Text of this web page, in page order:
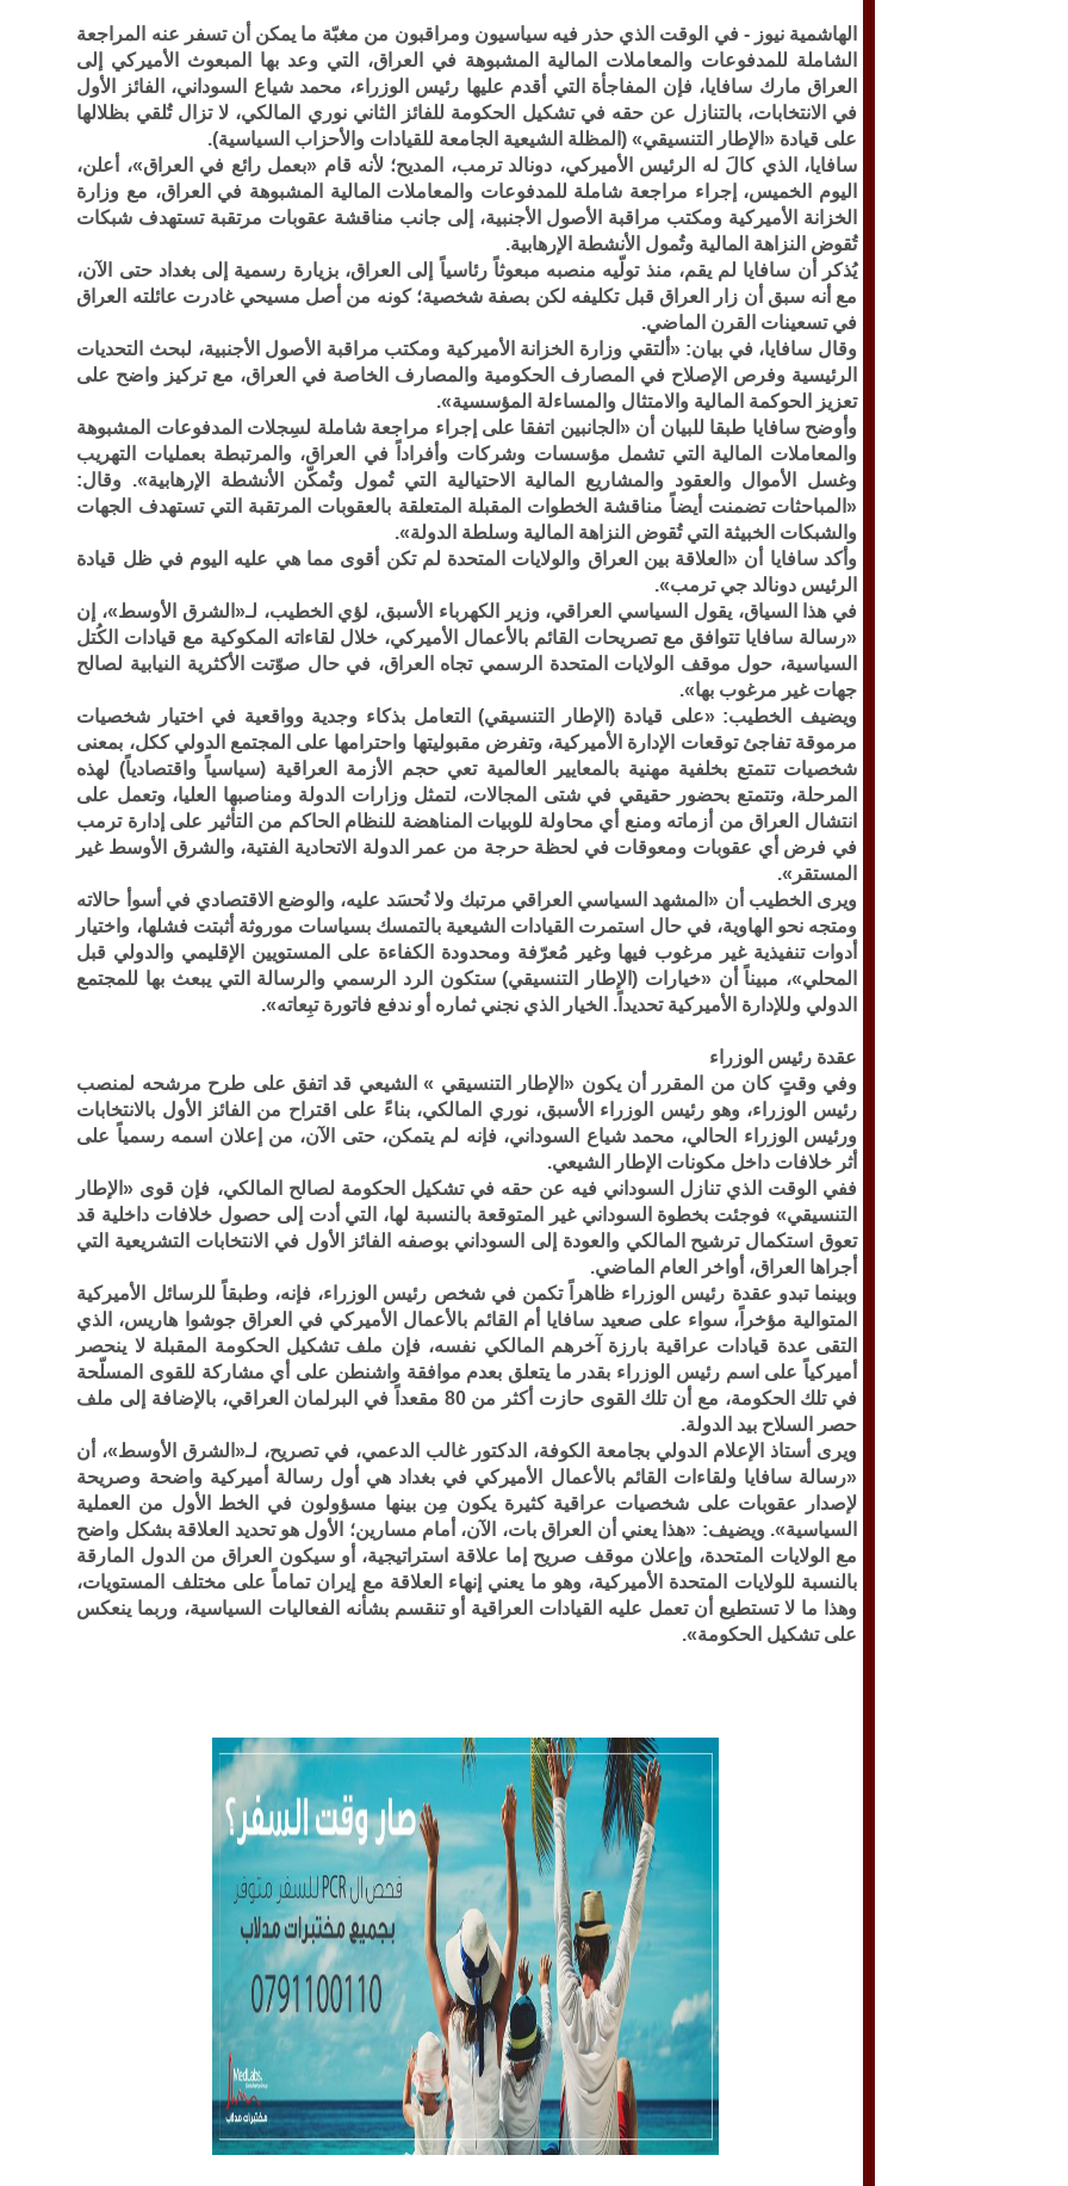
الهاشمية نيوز - في الوقت الذي حذر فيه سياسيون ومراقبون من مغبّة ما يمكن أن تسفر عنه المراجعة
الشاملة للمدفوعات والمعاملات المالية المشبوهة في العراق، التي وعد بها المبعوث الأميركي إلى
العراق مارك سافايا، فإن المفاجأة التي أقدم عليها رئيس الوزراء، محمد شياع السوداني، الفائز الأول
في الانتخابات، بالتنازل عن حقه في تشكيل الحكومة للفائز الثاني نوري المالكي، لا تزال تُلقي بظلالها
على قيادة «الإطار التنسيقي» (المظلة الشيعية الجامعة للقيادات والأحزاب السياسية).
سافايا، الذي كالَ له الرئيس الأميركي، دونالد ترمب، المديح؛ لأنه قام «بعمل رائع في العراق»، أعلن،
اليوم الخميس، إجراء مراجعة شاملة للمدفوعات والمعاملات المالية المشبوهة في العراق، مع وزارة
الخزانة الأميركية ومكتب مراقبة الأصول الأجنبية، إلى جانب مناقشة عقوبات مرتقبة تستهدف شبكات
تُقوض النزاهة المالية وتُمول الأنشطة الإرهابية.
يُذكر أن سافايا لم يقم، منذ تولّيه منصبه مبعوثاً رئاسياً إلى العراق، بزيارة رسمية إلى بغداد حتى الآن،
مع أنه سبق أن زار العراق قبل تكليفه لكن بصفة شخصية؛ كونه من أصل مسيحي غادرت عائلته العراق
في تسعينات القرن الماضي.
وقال سافايا، في بيان: «ألتقي وزارة الخزانة الأميركية ومكتب مراقبة الأصول الأجنبية، لبحث التحديات
الرئيسية وفرص الإصلاح في المصارف الحكومية والمصارف الخاصة في العراق، مع تركيز واضح على
تعزيز الحوكمة المالية والامتثال والمساءلة المؤسسية».
وأوضح سافايا طبقا للبيان أن «الجانبين اتفقا على إجراء مراجعة شاملة لسِجلات المدفوعات المشبوهة
والمعاملات المالية التي تشمل مؤسسات وشركات وأفراداً في العراق، والمرتبطة بعمليات التهريب
وغسل الأموال والعقود والمشاريع المالية الاحتيالية التي تُمول وتُمكّن الأنشطة الإرهابية». وقال:
«المباحثات تضمنت أيضاً مناقشة الخطوات المقبلة المتعلقة بالعقوبات المرتقبة التي تستهدف الجهات
والشبكات الخبيثة التي تُقوض النزاهة المالية وسلطة الدولة».
وأكد سافايا أن «العلاقة بين العراق والولايات المتحدة لم تكن أقوى مما هي عليه اليوم في ظل قيادة
الرئيس دونالد جي ترمب».
في هذا السياق، يقول السياسي العراقي، وزير الكهرباء الأسبق، لؤي الخطيب، لـ«الشرق الأوسط»، إن
«رسالة سافايا تتوافق مع تصريحات القائم بالأعمال الأميركي، خلال لقاءاته المكوكية مع قيادات الكُتل
السياسية، حول موقف الولايات المتحدة الرسمي تجاه العراق، في حال صوّتت الأكثرية النيابية لصالح
جهات غير مرغوب بها».
ويضيف الخطيب: «على قيادة (الإطار التنسيقي) التعامل بذكاء وجدية وواقعية في اختيار شخصيات
مرموقة تفاجئ توقعات الإدارة الأميركية، وتفرض مقبوليتها واحترامها على المجتمع الدولي ككل، بمعنى
شخصيات تتمتع بخلفية مهنية بالمعايير العالمية تعي حجم الأزمة العراقية (سياسياً واقتصادياً) لهذه
المرحلة، وتتمتع بحضور حقيقي في شتى المجالات، لتمثل وزارات الدولة ومناصبها العليا، وتعمل على
انتشال العراق من أزماته ومنع أي محاولة للوبيات المناهضة للنظام الحاكم من التأثير على إدارة ترمب
في فرض أي عقوبات ومعوقات في لحظة حرجة من عمر الدولة الاتحادية الفتية، والشرق الأوسط غير
المستقر».
ويرى الخطيب أن «المشهد السياسي العراقي مرتبك ولا نُحسَد عليه، والوضع الاقتصادي في أسوأ حالاته
ومتجه نحو الهاوية، في حال استمرت القيادات الشيعية بالتمسك بسياسات موروثة أثبتت فشلها، واختيار
أدوات تنفيذية غير مرغوب فيها وغير مُعرّفة ومحدودة الكفاءة على المستويين الإقليمي والدولي قبل
المحلي»، مبيناً أن «خيارات (الإطار التنسيقي) ستكون الرد الرسمي والرسالة التي يبعث بها للمجتمع
الدولي وللإدارة الأميركية تحديداً. الخيار الذي نجني ثماره أو ندفع فاتورة تبِعاته».
عقدة رئيس الوزراء
وفي وقتٍ كان من المقرر أن يكون «الإطار التنسيقي » الشيعي قد اتفق على طرح مرشحه لمنصب
رئيس الوزراء، وهو رئيس الوزراء الأسبق، نوري المالكي، بناءً على اقتراح من الفائز الأول بالانتخابات
ورئيس الوزراء الحالي، محمد شياع السوداني، فإنه لم يتمكن، حتى الآن، من إعلان اسمه رسمياً على
أثر خلافات داخل مكونات الإطار الشيعي.
ففي الوقت الذي تنازل السوداني فيه عن حقه في تشكيل الحكومة لصالح المالكي، فإن قوى «الإطار
التنسيقي» فوجئت بخطوة السوداني غير المتوقعة بالنسبة لها، التي أدت إلى حصول خلافات داخلية قد
تعوق استكمال ترشيح المالكي والعودة إلى السوداني بوصفه الفائز الأول في الانتخابات التشريعية التي
أجراها العراق، أواخر العام الماضي.
وبينما تبدو عقدة رئيس الوزراء ظاهراً تكمن في شخص رئيس الوزراء، فإنه، وطبقاً للرسائل الأميركية
المتوالية مؤخراً، سواء على صعيد سافايا أم القائم بالأعمال الأميركي في العراق جوشوا هاريس، الذي
التقى عدة قيادات عراقية بارزة آخرهم المالكي نفسه، فإن ملف تشكيل الحكومة المقبلة لا ينحصر
أميركياً على اسم رئيس الوزراء بقدر ما يتعلق بعدم موافقة واشنطن على أي مشاركة للقوى المسلّحة
في تلك الحكومة، مع أن تلك القوى حازت أكثر من 80 مقعداً في البرلمان العراقي، بالإضافة إلى ملف
حصر السلاح بيد الدولة.
ويرى أستاذ الإعلام الدولي بجامعة الكوفة، الدكتور غالب الدعمي، في تصريح، لـ«الشرق الأوسط»، أن
«رسالة سافايا ولقاءات القائم بالأعمال الأميركي في بغداد هي أول رسالة أميركية واضحة وصريحة
لإصدار عقوبات على شخصيات عراقية كثيرة يكون مِن بينها مسؤولون في الخط الأول من العملية
السياسية». ويضيف: «هذا يعني أن العراق بات، الآن، أمام مسارين؛ الأول هو تحديد العلاقة بشكل واضح
مع الولايات المتحدة، وإعلان موقف صريح إما علاقة استراتيجية، أو سيكون العراق من الدول المارقة
بالنسبة للولايات المتحدة الأميركية، وهو ما يعني إنهاء العلاقة مع إيران تماماً على مختلف المستويات،
وهذا ما لا تستطيع أن تعمل عليه القيادات العراقية أو تنقسم بشأنه الفعاليات السياسية، وربما ينعكس
على تشكيل الحكومة».